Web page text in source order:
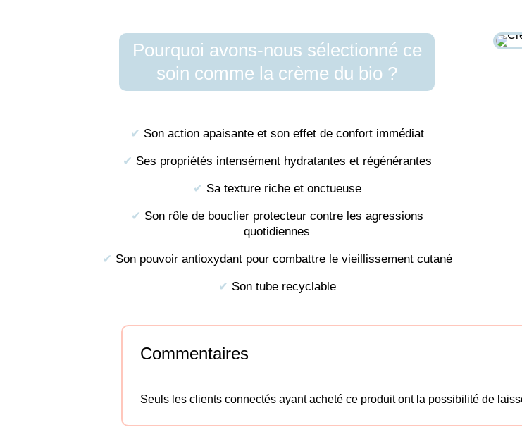
Pourquoi avons-nous sélectionné ce
soin comme la crème du bio ?
✔︎ Son action apaisante et son effet de confort immédiat
✔︎ Ses propriétés intensément hydratantes et régénérantes
✔︎ Sa texture riche et onctueuse
✔︎ Son rôle de bouclier protecteur contre les agressions
quotidiennes
✔︎ Son pouvoir antioxydant pour combattre le vieillissement cutané
✔︎ Son tube recyclable
Commentaires
Seuls les clients connectés ayant acheté ce produit ont la possibilité de